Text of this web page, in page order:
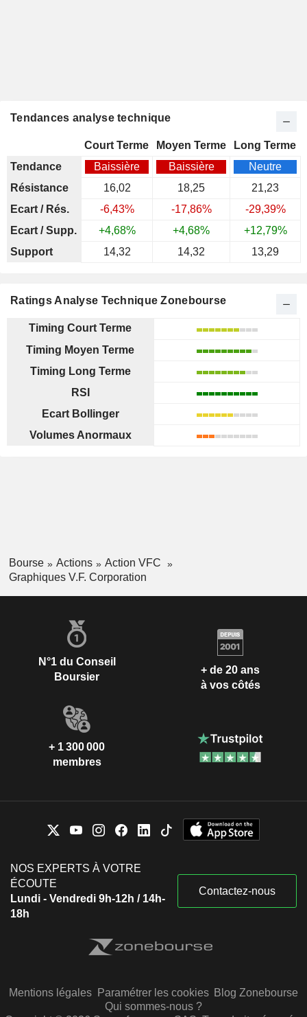
Tendances analyse technique
Court Terme Moyen Terme
Long Terme
Tendance
Baissière Baissière
Neutre
Résistance
16,02 18,25
21,23
Ecart / Rés.
-6,43% -17,86%
-29,39%
Ecart / Supp.
+4,68% +4,68%
+12,79%
Support
14,32 14,32 13,29
Ratings Analyse Technique Zonebourse
Timing Court Terme
Timing Moyen Terme
Timing Long Terme
RSI
Ecart Bollinger
Volumes Anormaux
Bourse Actions
Action VFC
Graphiques V.F. Corporation
N°1 du Conseil
Boursier
+ de 20 ans
à vos côtés
+ 1 300 000
membres
NOS EXPERTS À VOTRE
ÉCOUTE
Lundi - Vendredi 9h-12h / 14h-
18h
Contactez-nous
Mentions légales Paramétrer les cookies Blog Zonebourse
Qui sommes-nous ?